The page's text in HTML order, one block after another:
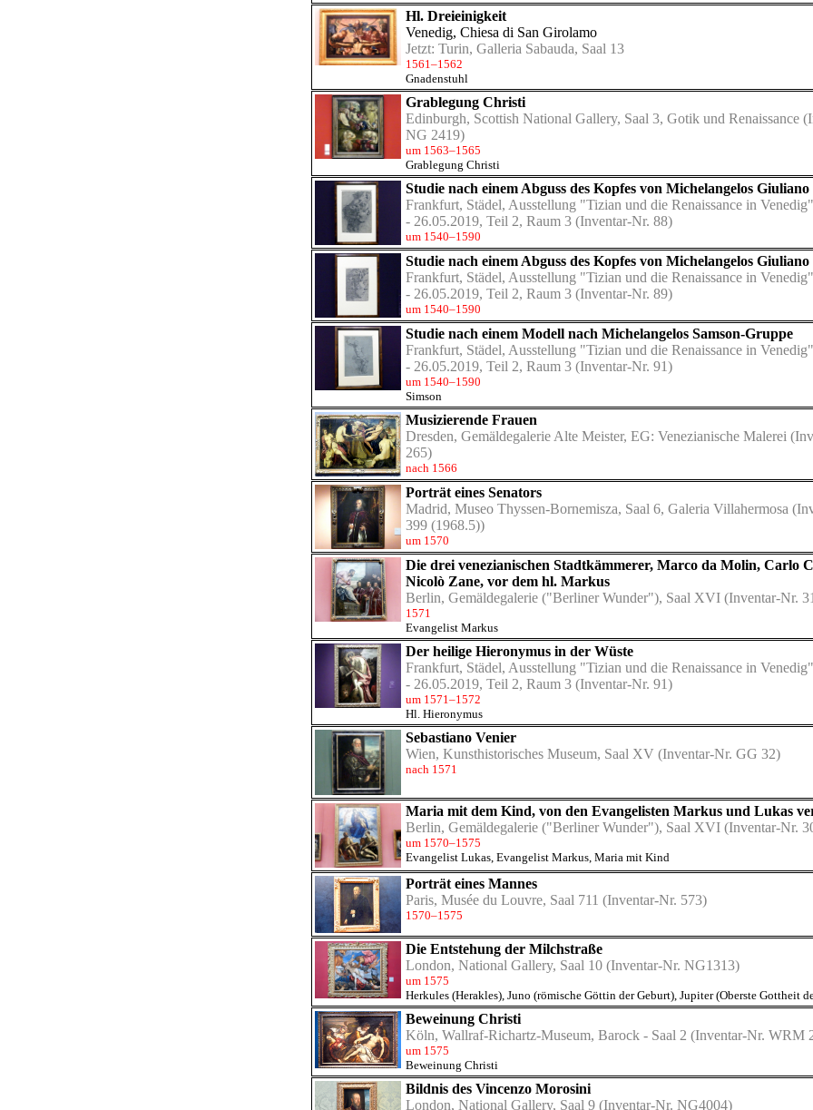
Hl. Dreieinigkeit
Venedig, Chiesa di San Girolamo
Jetzt: Turin, Galleria Sabauda, Saal 13
1561–1562
Gnadenstuhl
Grablegung Christi
Edinburgh, Scottish National Gallery, Saal 3, Gotik und Renaissance
NG 2419)
um 1563–1565
Grablegung Christi
Studie nach einem Abguss des Kopfes von Michelangelos
Frankfurt, Städel, Ausstellung "Tizian und die Renaissance in
- 26.05.2019, Teil 2, Raum 3 (Inventar-Nr. 88)
um 1540–1590
Studie nach einem Abguss des Kopfes von Michelangelos
Frankfurt, Städel, Ausstellung "Tizian und die Renaissance in
- 26.05.2019, Teil 2, Raum 3 (Inventar-Nr. 89)
um 1540–1590
Studie nach einem Modell nach Michelangelos Samson-Gruppe
Frankfurt, Städel, Ausstellung "Tizian und die Renaissance in
- 26.05.2019, Teil 2, Raum 3 (Inventar-Nr. 91)
um 1540–1590
Simson
Musizierende Frauen
Dresden, Gemäldegalerie Alte Meister, EG: Venezianische Malerei
265)
nach 1566
Porträt eines Senators
Madrid, Museo Thyssen-Bornemisza, Saal 6, Galeria Villahermosa
399 (1968.5))
um 1570
Die drei venezianischen Stadtkämmerer, Marco da Molin, Carlo
Nicolò Zane, vor dem hl. Markus
Berlin, Gemäldegalerie ("Berliner Wunder"), Saal XVI (Inventar-Nr.
1571
Evangelist Markus
Der heilige Hieronymus in der Wüste
Frankfurt, Städel, Ausstellung "Tizian und die Renaissance in
- 26.05.2019, Teil 2, Raum 3 (Inventar-Nr. 91)
um 1571–1572
Hl. Hieronymus
Sebastiano Venier
Wien, Kunsthistorisches Museum, Saal XV (Inventar-Nr. GG 32)
nach 1571
Maria mit dem Kind, von den Evangelisten Markus und Lukas
Berlin, Gemäldegalerie ("Berliner Wunder"), Saal XVI (Inventar-Nr.
um 1570–1575
Evangelist Lukas Evangelist Markus Maria mit Kind
Porträt eines Mannes
Paris, Musée du Louvre, Saal 711 (Inventar-Nr. 573)
1570–1575
Die Entstehung der Milchstraße
London, National Gallery, Saal 10 (Inventar-Nr. NG1313)
um 1575
Herkules (Herakles) Juno (römische Göttin der Geburt) Jupiter (Oberste Gottheit
Beweinung Christi
Köln, Wallraf-Richartz-Museum, Barock - Saal 2 (Inventar-Nr. WRM
um 1575
Beweinung Christi
Bildnis des Vincenzo Morosini
London, National Gallery, Saal 9 (Inventar-Nr. NG4004)